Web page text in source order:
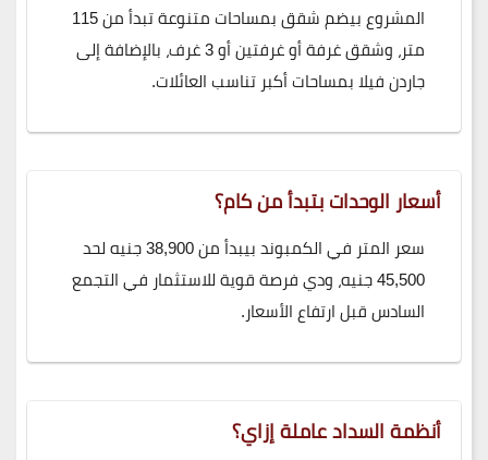
المشروع بيضم شقق بمساحات متنوعة تبدأ من 115
متر، وشقق غرفة أو غرفتين أو 3 غرف، بالإضافة إلى
جاردن فيلا بمساحات أكبر تناسب العائلات.
أسعار الوحدات بتبدأ من كام؟
سعر المتر في الكمبوند بيبدأ من 38,900 جنيه لحد
45,500 جنيه، ودي فرصة قوية للاستثمار في التجمع
السادس قبل ارتفاع الأسعار.
أنظمة السداد عاملة إزاي؟